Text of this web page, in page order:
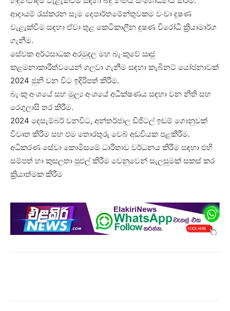
ආදායම් රැස්කරන සෑම දෙපාර්තමේන්තුවකම වංචා දූෂණ
වැළැක්වීම සඳහා ඒවා තුළ කෙටිකාලීන දූෂණ විරෝධී ක්‍රියාමාර්ග
ගැනීම.
සේවක අර්ථසාධක අරමුදල මහ බැංකුවේ ඍජු
කළමනාකාරීත්වයෙන් ගලවා ගැනීම සඳහා කැබිනට් යෝජනාවක්
2024 ජුනි වන විට ඉදිරිපත් කිරීම.
බැංකු අංශයේ සහ මූල්‍ය අංශයේ අධීක්ෂණය සඳහා වන නීති සහ
රෙගුලාසි තර කිරීම.
2024 දෙසැම්බර් වනවිට, අන්තර්ජාල ඩිජිටල් ඉඩම් ගොනුවක්
විවෘත කිරීම සහ එම තොරතුරු වෙබ් අඩවියක පළකිරීම.
අධිකරණ සේවා කොමිසමේ ධාරිතාව වර්ධනය කිරීම සඳහා එහි
සම්පත් හා කුසලතා පුළුල් කිරීම වෙනුවෙන් සැලසුමක් සකස් කර
ක්‍රියාත්මක කිරීම